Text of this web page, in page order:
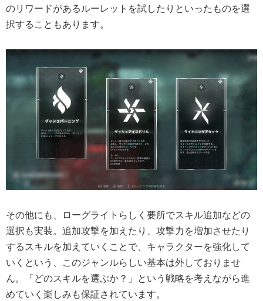
のリワードがあるルーレットを試したりといったものを選
択することもあります。
その他にも、ローグライトらしく要所でスキル追加などの
選択も実装。追加攻撃を加えたり、攻撃力を増加させたり
するスキルを加えていくことで、キャラクターを強化して
いくという、このジャンルらしい基本は外しておりませ
ん。「どのスキルを選ぶか？」という戦略を考えながら進
めていく楽しみも保証されています。